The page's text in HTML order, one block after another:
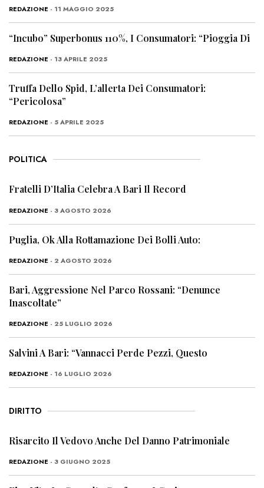
REDAZIONE - 11 MAGGIO 2025
“Incubo” Superbonus 110%, I Consumatori: “Pioggia Di
REDAZIONE - 13 APRILE 2025
Truffa Dello Spid, L’allerta Dei Consumatori:
“Pericolosa”
REDAZIONE - 5 APRILE 2025
POLITICA
Fratelli D’Italia Celebra A Bari Il Record
REDAZIONE - 3 AGOSTO 2026
Puglia, Ok Alla Rottamazione Dei Bolli Auto:
REDAZIONE - 2 AGOSTO 2026
Bari, Aggressione Nel Parco Rossani: “Denunce
Inascoltate”
REDAZIONE - 25 LUGLIO 2026
Salvini A Bari: “Vannacci Perde Pezzi, Questo
REDAZIONE - 16 LUGLIO 2026
DIRITTO
Risarcito Il Vedovo Anche Del Danno Patrimoniale
REDAZIONE - 3 GIUGNO 2025